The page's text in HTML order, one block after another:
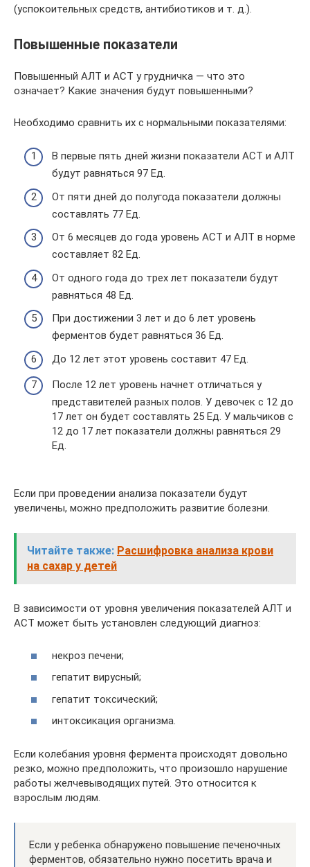
(успокоительных средств, антибиотиков и т. д.).
Повышенные показатели
Повышенный АЛТ и АСТ у грудничка — что это
означает? Какие значения будут повышенными?
Необходимо сравнить их с нормальными показателями:
В первые пять дней жизни показатели АСТ и АЛТ
будут равняться 97 Ед.
От пяти дней до полугода показатели должны
составлять 77 Ед.
От 6 месяцев до года уровень АСТ и АЛТ в норме
составляет 82 Ед.
От одного года до трех лет показатели будут
равняться 48 Ед.
При достижении 3 лет и до 6 лет уровень
ферментов будет равняться 36 Ед.
До 12 лет этот уровень составит 47 Ед.
После 12 лет уровень начнет отличаться у
представителей разных полов. У девочек с 12 до
17 лет он будет составлять 25 Ед. У мальчиков с
12 до 17 лет показатели должны равняться 29
Ед.
Если при проведении анализа показатели будут
увеличены, можно предположить развитие болезни.
Читайте также: Расшифровка анализа крови
на сахар у детей
В зависимости от уровня увеличения показателей АЛТ и
АСТ может быть установлен следующий диагноз:
некроз печени;
гепатит вирусный;
гепатит токсический;
интоксикация организма.
Если колебания уровня фермента происходят довольно
резко, можно предположить, что произошло нарушение
работы желчевыводящих путей. Это относится к
взрослым людям.
Если у ребенка обнаружено повышение печеночных
ферментов, обязательно нужно посетить врача и